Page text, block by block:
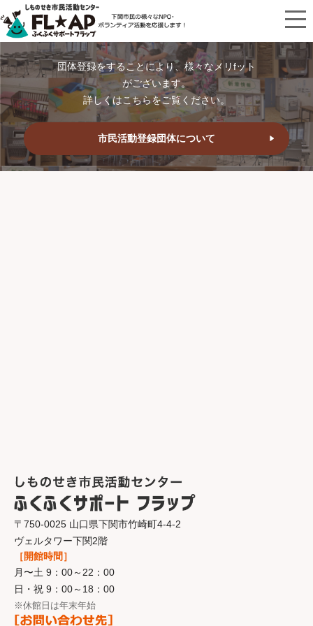
団体登録をすることにより、様々なメリfット
がございます。
詳しくはこちらをご覧ください。
市民活動登録団体について
〒750-0025 山口県下関市竹崎町4-4-2
ヴェルタワー下関2階
［開館時間］
月〜土 9：00～22：00
日・祝 9：00～18：00
※休館日は年末年始